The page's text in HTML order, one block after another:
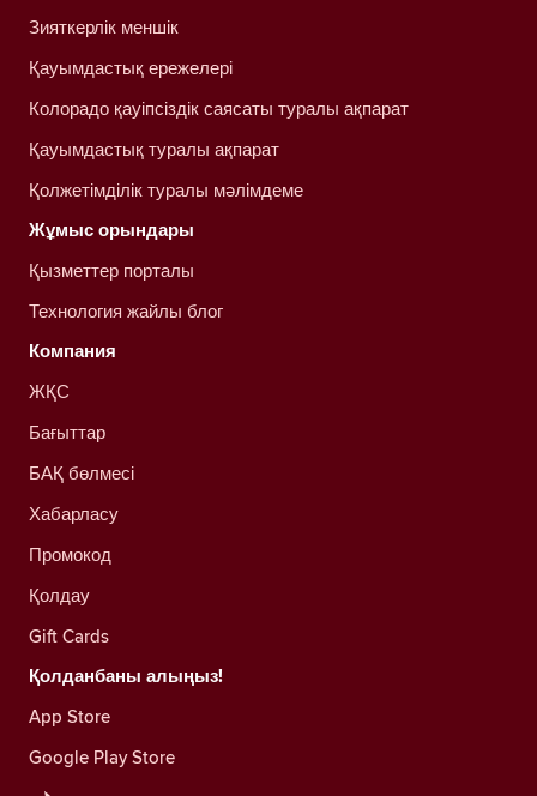
Зияткерлік меншік
Қауымдастық ережелері
Колорадо қауіпсіздік саясаты туралы ақпарат
Қауымдастық туралы ақпарат
Қолжетімділік туралы мәлімдеме
Жұмыс орындары
Қызметтер порталы
Технология жайлы блог
Компания
ЖҚС
Бағыттар
БАҚ бөлмесі
Хабарласу
Промокод
Қолдау
Gift Cards
Қолданбаны алыңыз!
App Store
Google Play Store